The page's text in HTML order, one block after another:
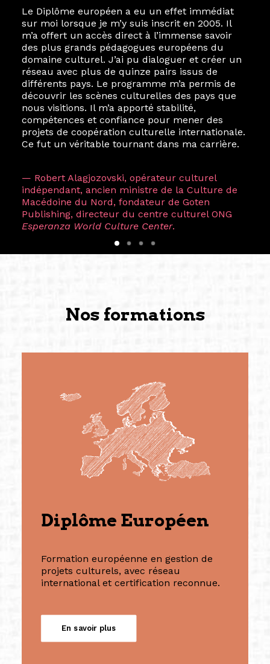
Le Diplôme européen a eu un effet immédiat
sur moi lorsque je m’y suis inscrit en 2005. Il
m’a offert un accès direct à l’immense savoir
des plus grands pédagogues européens du
domaine culturel. J’ai pu dialoguer et créer un
réseau avec plus de quinze pairs issus de
différents pays. Le programme m’a permis de
découvrir les scènes culturelles des pays que
nous visitions. Il m’a apporté stabilité,
compétences et confiance pour mener des
projets de coopération culturelle internationale.
Ce fut un véritable tournant dans ma carrière.
— Robert Alagjozovski, opérateur culturel
indépendant, ancien ministre de la Culture de
Macédoine du Nord, fondateur de Goten
Publishing, directeur du centre culturel ONG
Esperanza World Culture Center.
Nos formations
Diplôme Européen
Formation européenne en gestion de
projets culturels, avec réseau
international et certification reconnue.
En savoir plus